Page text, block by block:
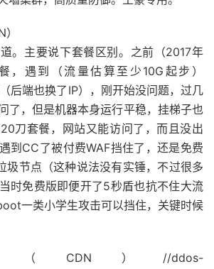
。主要说下套餐区别。之前（2017年
，遇到（流量估算至少10G起步）
后端也换了IP），刚开始没问题，过几
了，但是机器本身运行平稳，挂梯子也
刀套餐，网站又能访问了，而且没出
到CC了被付费WAF挡住了，还是免费
圾节点（这种说法没有实锤，不过很多
时免费版即便开了5秒盾也抗不住大流
一类小学生攻击可以挡住，关键时候
（CDN）//ddos-